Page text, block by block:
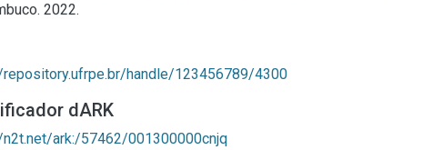
2022.
handle/123456789/4300
dARK
ark:/57462/001300000cnjq